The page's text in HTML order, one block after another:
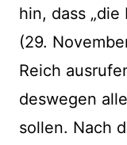
hin, dass
(29.
Reich
deswegen
sollen. Nach